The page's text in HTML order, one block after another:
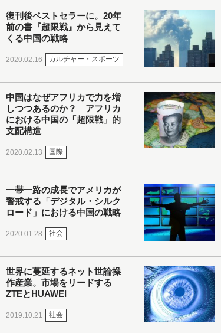
復刊後ベストセラーに。20年
前の書『超限戦』から見えて
くる中国の戦略
2020.02.16 カルチャー・スポーツ
中国はなぜアフリカで力を増
しつつあるのか？ アフリカ
における中国の「超限戦」的
支配構造
2020.02.13 国際
一帯一路の成長でアメリカが
警戒する「デジタル・シルク
ロード」における中国の戦略
2020.01.28 社会
世界に蔓延するネット世論操
作産業。市場をリードする
ZTEとHUAWEI
2019.10.21 社会